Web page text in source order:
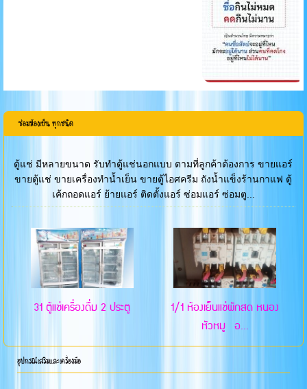
ซ่อมห้องเย็น ทุกชนิด
ตู้แช่ มีหลายขนาด รับทำตู้แช่นอกแบบ ตามที่ลูกค้าต้องการ ขายแอร์
ขายตู้แช่ ขายเครื่องทำน้ำเย็น ขายตู้ไอศครีม ถังน้ำแข็งร้านกาแฟ ตู้
เค้กถอดแอร์ ย้ายแอร์ ติดตั้งแอร์ ซ่อมแอร์ ซ่อมตู...
31 ตู้แช่เครื่องดื่ม 2 ประตู
1/1 ห้องเย็นแช่ผักสด หนอง
หัวหมู อ...
อุปกรณ์เสริมและเครื่องมือ